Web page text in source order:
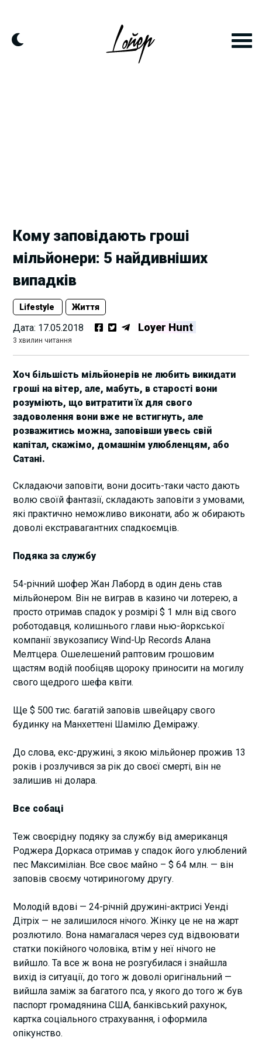
content
Кому заповідають гроші
мільйонери: 5 найдивніших
випадків
Lifestyle Життя
Дата: 17.05.2018 Loyer Hunt
3 хвилин читання
Хоч більшість мільйонерів не любить викидати
гроші на вітер, але, мабуть, в старості вони
розуміють, що витратити їх для свого
задоволення вони вже не встигнуть, але
розважитись можна, заповівши увесь свій
капітал, скажімо, домашнім улюбленцям, або
Сатані.
Складаючи заповіти, вони досить-таки часто дають
волю своїй фантазії, складають заповіти з умовами,
які практично неможливо виконати, або ж обирають
доволі екстравагантних спадкоємців.
Подяка за службу
54-річний шофер Жан Лаборд в один день став
мільйонером. Він не виграв в казино чи лотерею, а
просто отримав спадок у розмірі $ 1 млн від свого
роботодавця, колишнього глави нью-йоркської
компанії звукозапису Wind-Up Records Алана
Мелтцера. Ошелешений раптовим грошовим
щастям водій пообіцяв щороку приносити на могилу
свого щедрого шефа квіти.
Ще $ 500 тис. багатій заповів швейцару свого
будинку на Манхеттені Шамілю Деміражу.
До слова, екс-дружині, з якою мільйонер прожив 13
років і розлучився за рік до своєї смерті, він не
залишив ні долара.
Все собаці
Теж своєрідну подяку за службу від американця
Роджера Доркаса отримав у спадок його улюблений
пес Максиміліан. Все своє майно – $ 64 млн. — він
заповів своєму чотириногому другу.
Молодій вдові — 24-річній дружині-актрисі Уенді
Дітріх — не залишилося нічого. Жінку це не на жарт
розлютило. Вона намагалася через суд відвоювати
статки покійного чоловіка, втім у неї нічого не
вийшло. Та все ж вона не розгубилася і знайшла
вихід із ситуації, до того ж доволі оригінальний —
вийшла заміж за багатого пса, у якого до того ж був
паспорт громадянина США, банківський рахунок,
картка соціального страхування, і оформила
опікунство.